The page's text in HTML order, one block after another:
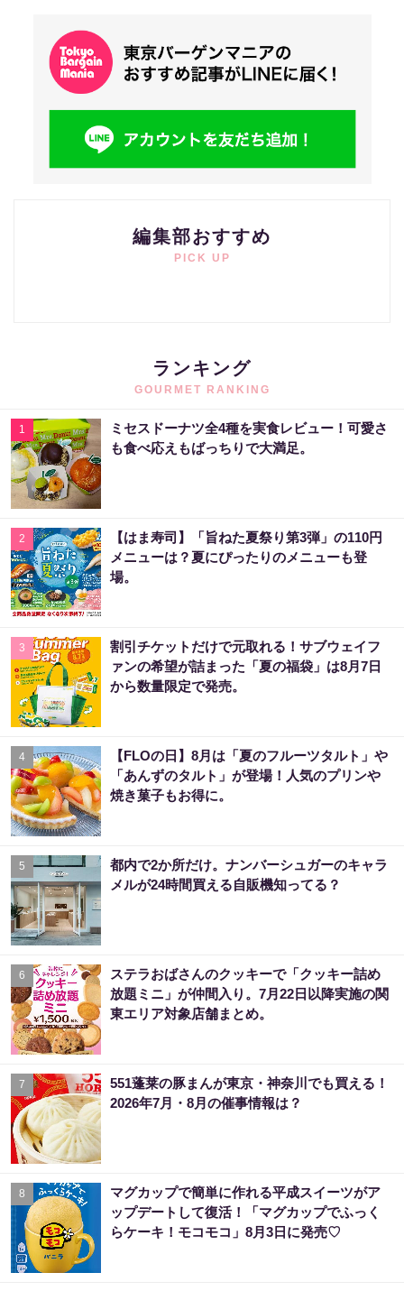
編集部おすすめ
PICK UP
ランキング
GOURMET RANKING
1
ミセスドーナツ全4種を実食レビュー！可愛さ
も食べ応えもばっちりで大満足。
2
【はま寿司】「旨ねた夏祭り第3弾」の110円
メニューは？夏にぴったりのメニューも登
場。
3
割引チケットだけで元取れる！サブウェイフ
ァンの希望が詰まった「夏の福袋」は8月7日
から数量限定で発売。
4
【FLOの日】8月は「夏のフルーツタルト」や
「あんずのタルト」が登場！人気のプリンや
焼き菓子もお得に。
5
都内で2か所だけ。ナンバーシュガーのキャラ
メルが24時間買える自販機知ってる？
6
ステラおばさんのクッキーで「クッキー詰め
放題ミニ」が仲間入り。7月22日以降実施の関
東エリア対象店舗まとめ。
7
551蓬莱の豚まんが東京・神奈川でも買える！
2026年7月・8月の催事情報は？
8
マグカップで簡単に作れる平成スイーツがア
ップデートして復活！「マグカップでふっく
らケーキ！モコモコ」8月3日に発売♡